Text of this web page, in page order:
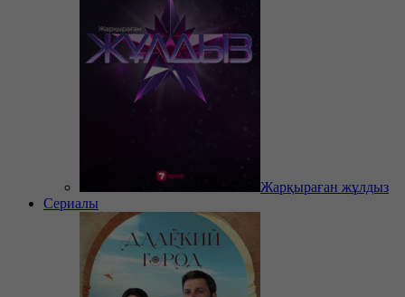
Жарқыраған жұлдыз
Сериалы